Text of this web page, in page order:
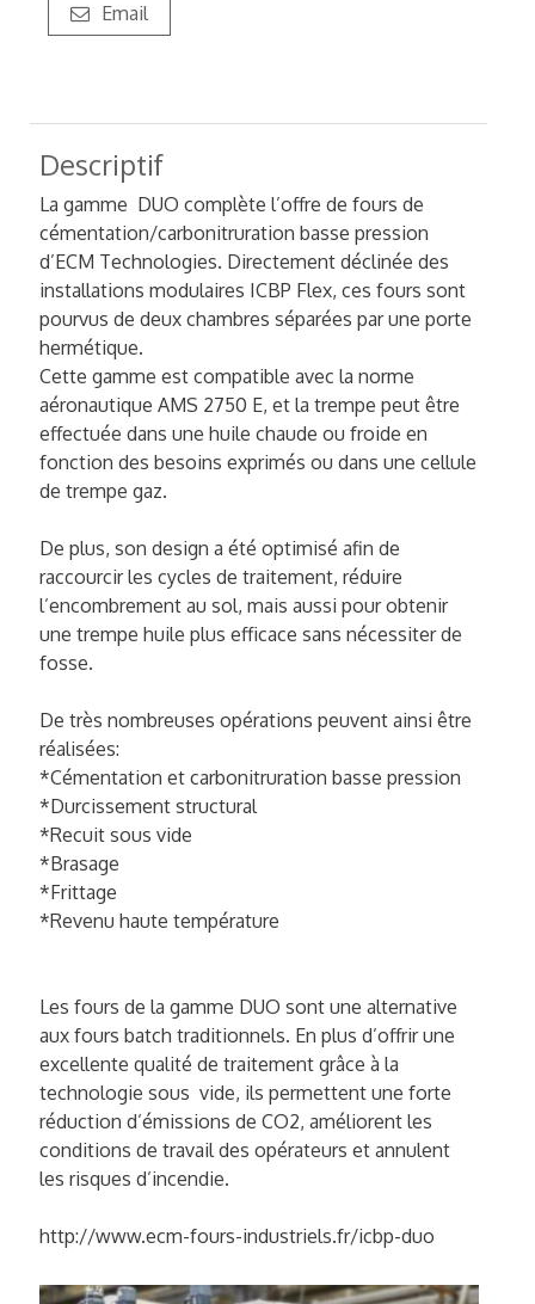
Email
Descriptif
La gamme DUO complète l’offre de fours de
cémentation/carbonitruration basse pression
d’ECM Technologies. Directement déclinée des
installations modulaires ICBP Flex, ces fours sont
pourvus de deux chambres séparées par une porte
hermétique.
Cette gamme est compatible avec la norme
aéronautique AMS 2750 E, et la trempe peut être
effectuée dans une huile chaude ou froide en
fonction des besoins exprimés ou dans une cellule
de trempe gaz.
De plus, son design a été optimisé afin de
raccourcir les cycles de traitement, réduire
l’encombrement au sol, mais aussi pour obtenir
une trempe huile plus efficace sans nécessiter de
fosse.
De très nombreuses opérations peuvent ainsi être
réalisées:
*Cémentation et carbonitruration basse pression
*Durcissement structural
*Recuit sous vide
*Brasage
*Frittage
*Revenu haute température
Les fours de la gamme DUO sont une alternative
aux fours batch traditionnels. En plus d’offrir une
excellente qualité de traitement grâce à la
technologie sous vide, ils permettent une forte
réduction d’émissions de CO2, améliorent les
conditions de travail des opérateurs et annulent
les risques d’incendie.
http://www.ecm-fours-industriels.fr/icbp-duo